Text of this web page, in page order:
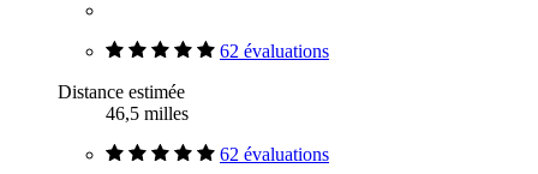
62 évaluations
Distance estimée
46,5 milles
62 évaluations